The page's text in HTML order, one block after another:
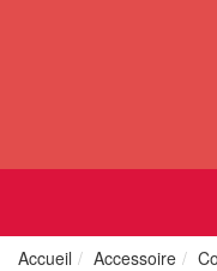
Accueil Accessoire